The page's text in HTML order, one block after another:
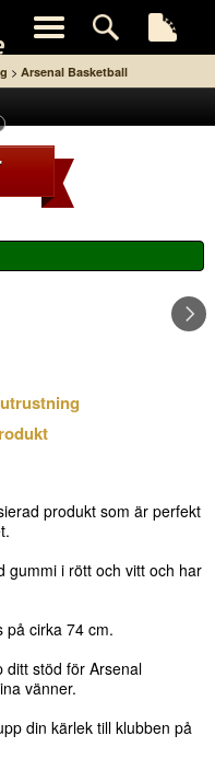
> Arsenal Basketball
produkt som är perfekt
gummi i rött och vitt och har
på cirka 74 cm.
ditt stöd för Arsenal
vänner.
din kärlek till klubben på